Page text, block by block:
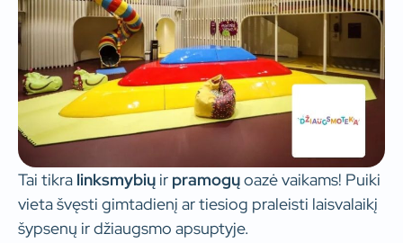
Tai tikra linksmybių ir pramogųoazė vaikams! Puiki
vieta švęsti gimtadienį ar tiesiog praleisti laisvalaikį
šypsenų ir džiaugsmo apsuptyje.